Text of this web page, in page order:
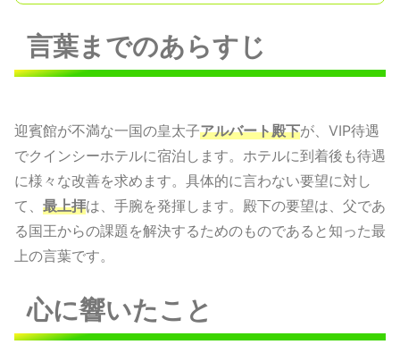
言葉までのあらすじ
迎賓館が不満な一国の皇太子アルバート殿下が、VIP待遇
でクインシーホテルに宿泊します。ホテルに到着後も待遇
に様々な改善を求めます。具体的に言わない要望に対し
て、 最上拝は、手腕を発揮します。殿下の要望は、父であ
る国王からの課題を解決するためのものであると知った最
上の言葉です。
心に響いたこと